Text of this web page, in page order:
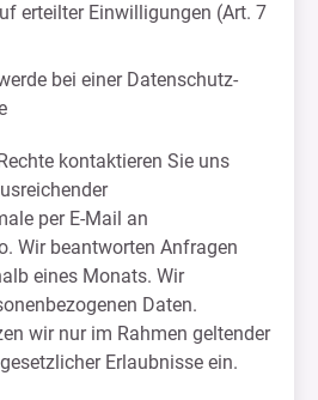
erteilter Einwilligungen (Art. 7
bei einer Datenschutz-
kontaktieren Sie uns
per E-Mail an
. Wir beantworten Anfragen
eines Monats. Wir
Daten.
wir nur im Rahmen geltender
Erlaubnisse ein.